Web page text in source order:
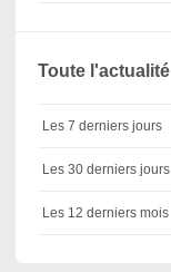
Toute l'actualité
Les 7 derniers jours
Les 30 derniers jours
Les 12 derniers mois